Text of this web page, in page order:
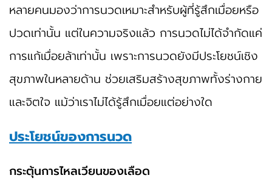
หลายคนมองว่าการนวดเหมาะสำหรับผู้ที่รู้สึกเมื่อยหรือ
ปวดเท่านั้น แต่ในความจริงแล้ว การนวดไม่ได้จำกัดแค่
การแก้เมื่อยล้าเท่านั้น เพราะการนวดยังมีประโยชน์เชิง
สุขภาพในหลายด้าน ช่วยเสริมสร้างสุขภาพทั้งร่างกาย
และจิตใจ แม้ว่าเราไม่ได้รู้สึกเมื่อยแต่อย่างใด
ประโยชน์ของการนวด
กระตุ้นการไหลเวียนของเลือด